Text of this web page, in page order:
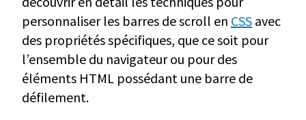
personnaliser les barres de scroll en CSS avec
des propriétés spécifiques, que ce soit pour
l’ensemble du navigateur ou pour des
éléments HTML possédant une barre de
défilement.